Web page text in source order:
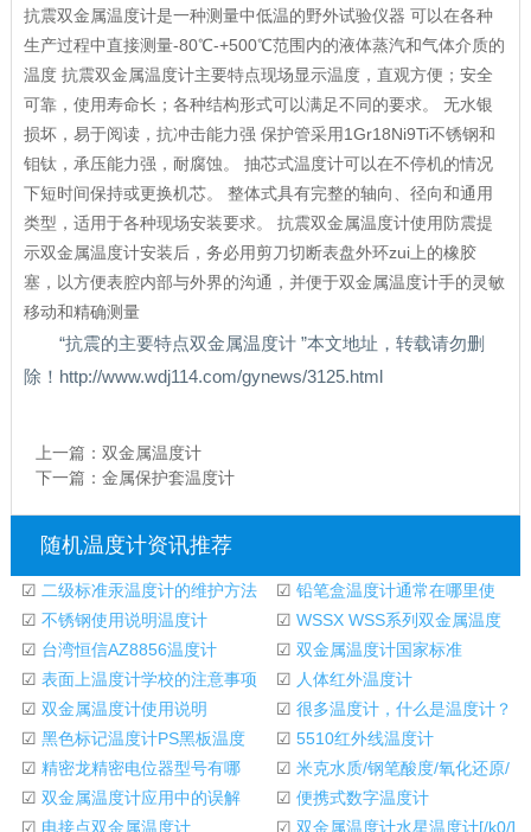
抗震双金属温度计是一种测量中低温的野外试验仪器 可以在各种
生产过程中直接测量-80℃-+500℃范围内的液体蒸汽和气体介质的
温度 抗震双金属温度计主要特点现场显示温度，直观方便；安全
可靠，使用寿命长；各种结构形式可以满足不同的要求。 无水银
损坏，易于阅读，抗冲击能力强 保护管采用1Gr18Ni9Ti不锈钢和
钼钛，承压能力强，耐腐蚀。 抽芯式温度计可以在不停机的情况
下短时间保持或更换机芯。 整体式具有完整的轴向、径向和通用
类型，适用于各种现场安装要求。 抗震双金属温度计使用防震提
示双金属温度计安装后，务必用剪刀切断表盘外环zui上的橡胶
塞，以方便表腔内部与外界的沟通，并便于双金属温度计手的灵敏
移动和精确测量
“抗震的主要特点双金属温度计 ”本文地址，转载请勿删
除！http://www.wdj114.com/gynews/3125.html
上一篇： 双金属温度计
下一篇： 金属保护套温度计
随机温度计资讯推荐
☑ 二级标准汞温度计的维护方法 ☑ 铅笔盒温度计通常在哪里使
用？
☑ 不锈钢使用说明温度计 ☑ WSSX WSS系列双金属温度
计说明手册
☑ 台湾恒信AZ8856温度计 ☑ 双金属温度计国家标准
☑ 表面上温度计学校的注意事项 ☑ 人体红外温度计
☑ 双金属温度计使用说明 ☑ 很多温度计，什么是温度计？
☑ 黑色标记温度计PS黑板温度
计
☑ 5510红外线温度计
☑ 精密龙精密电位器型号有哪
些?
☑ 米克水质/钢笔酸度/氧化还原/
温度计/酸碱度
☑ 双金属温度计应用中的误解 ☑ 便携式数字温度计
☑ 电接点双金属温度计 ☑ 双金属温度计水星温度计[/k0/]